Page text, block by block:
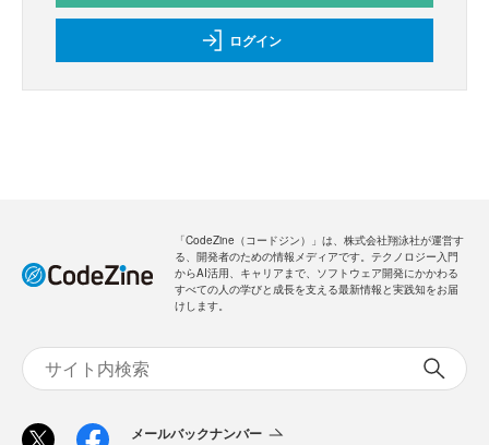
ログイン
「CodeZine（コードジン）」は、株式会社翔泳社が運営す
る、開発者のための情報メディアです。テクノロジー入門
からAI活用、キャリアまで、ソフトウェア開発にかかわる
すべての人の学びと成長を支える最新情報と実践知をお届
けします。
メールバックナンバー